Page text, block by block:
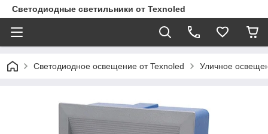
Светодиодные светильники от Texnoled
Светодиодное освещение от Texnoled Уличное